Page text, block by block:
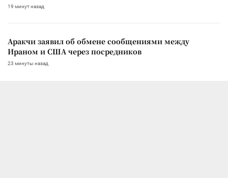
19 минут назад
Аракчи заявил об обмене сообщениями между
Ираном и США через посредников
23 минуты назад